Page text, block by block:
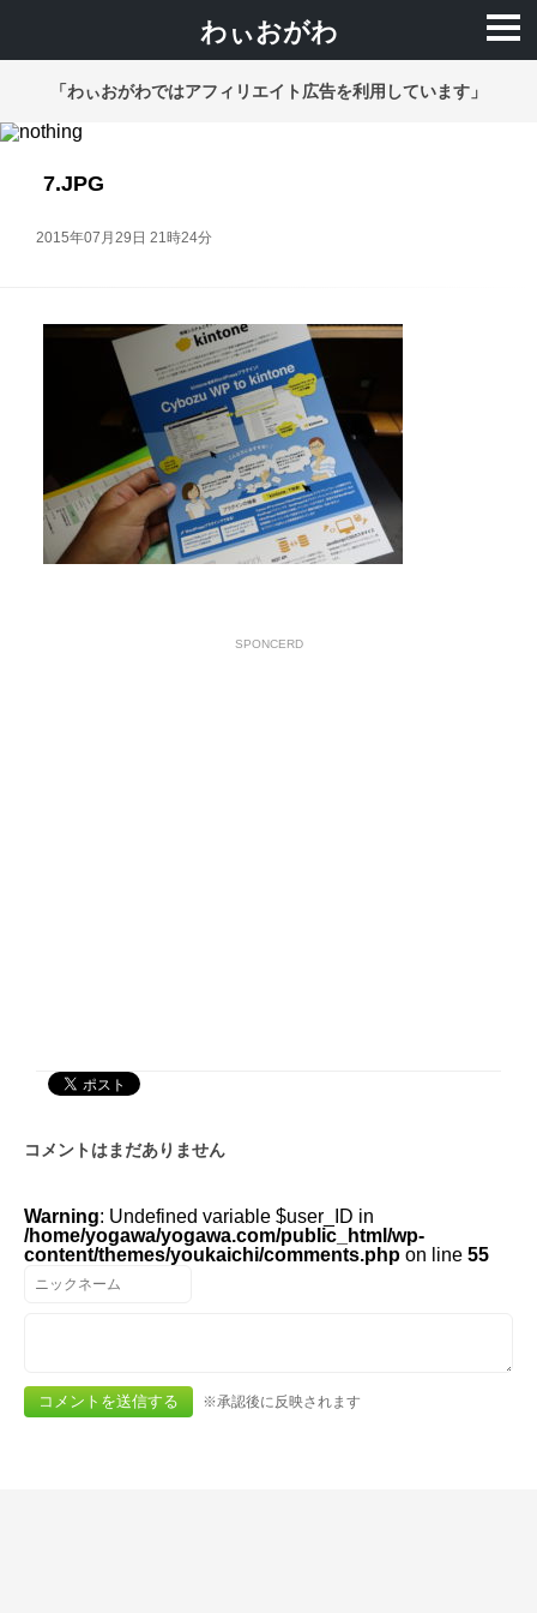
わぃおがわ
「わぃおがわではアフィリエイト広告を利用しています」
7.JPG
2015年07月29日 21時24分
SPONCERD
コメントはまだありません
Warning: Undefined variable $user_ID in
/home/yogawa/yogawa.com/public_html/wp-
content/themes/youkaichi/comments.php on line 55
※承認後に反映されます